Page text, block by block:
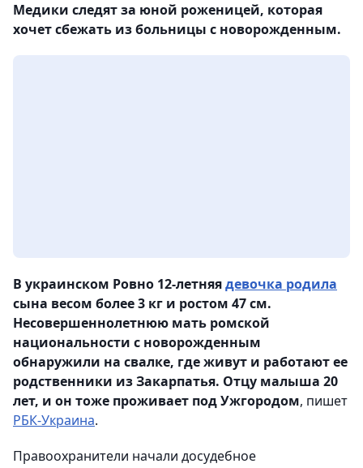
Медики следят за юной роженицей, которая
хочет сбежать из больницы с новорожденным.
В украинском Ровно 12-летняядевочка родила
сына весом более 3 кг и ростом 47 см.
Несовершеннолетнюю мать ромской
национальности с новорожденным
обнаружили на свалке, где живут и работают ее
родственники из Закарпатья. Отцу малыша 20
лет, и он тоже проживает под Ужгородом, пишет
РБК-Украина.
Правоохранители начали досудебное